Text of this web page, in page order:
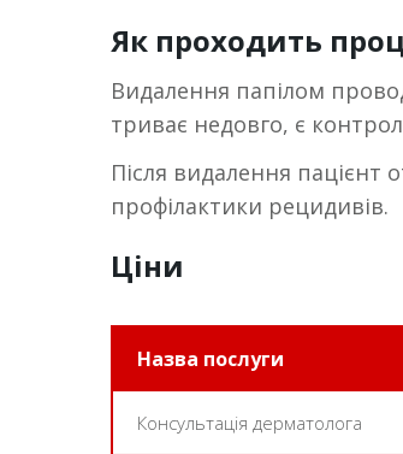
Як проходить
Видалення папілом
триває недовго, є
Після видалення пацієнт
профілактики рецидивів.
Ціни
Назва послуги
Консультація дерматолога